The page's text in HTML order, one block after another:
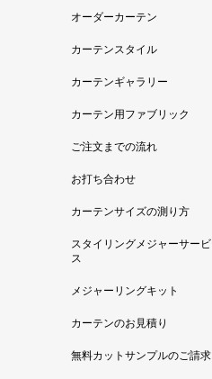
オーダーカーテン
カーテンスタイル
カーテンギャラリー
カーテン用ファブリック
ご注文までの流れ
お打ち合わせ
カーテンサイズの測り方
スタイリングメジャーサービ
ス
メジャーリングキット
カーテンのお見積り
無料カットサンプルのご請求